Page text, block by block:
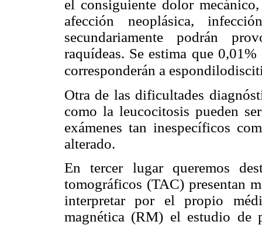
el consiguiente dolor
afección neoplásica,
secundariamente podrán
raquídeas. Se estima que
corresponderán a
Otra de las dificultades
como la leucocitosis pueden
exámenes tan inespecíficos
alterado.
En tercer lugar queremos
tomográficos (TAC) presentan
interpretar por el propio
magnética (RM) el estudio de